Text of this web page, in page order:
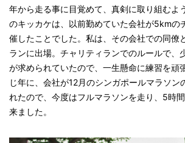
年から走る事に目覚めて、真剣に取り組むよ
のキッカケは、以前勤めていた会社が5kmの
催したことでした。私は、その会社での同僚
ランに出場。チャリティランでのルールで、
が求められていたので、一生懸命に練習を頑
じ年に、会社が12月のシンガポールマラソン
れたので、今度はフルマラソンを走り、5時
来ました。